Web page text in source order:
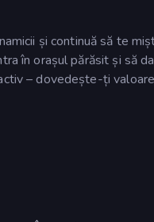
și continuă să te
în orașul părăsit și să
– dovedește-ți